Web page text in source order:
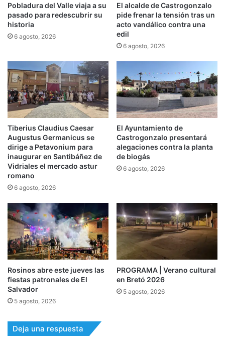
Pobladura del Valle viaja a su
pasado para redescubrir su
historia
6 agosto, 2026
El alcalde de Castrogonzalo
pide frenar la tensión tras un
acto vandálico contra una
edil
6 agosto, 2026
Tiberius Claudius Caesar
Augustus Germanicus se
dirige a Petavonium para
inaugurar en Santibáñez de
Vidriales el mercado astur
romano
6 agosto, 2026
El Ayuntamiento de
Castrogonzalo presentará
alegaciones contra la planta
de biogás
6 agosto, 2026
Rosinos abre este jueves las
fiestas patronales de El
Salvador
5 agosto, 2026
PROGRAMA | Verano cultural
en Bretó 2026
5 agosto, 2026
Deja una respuesta